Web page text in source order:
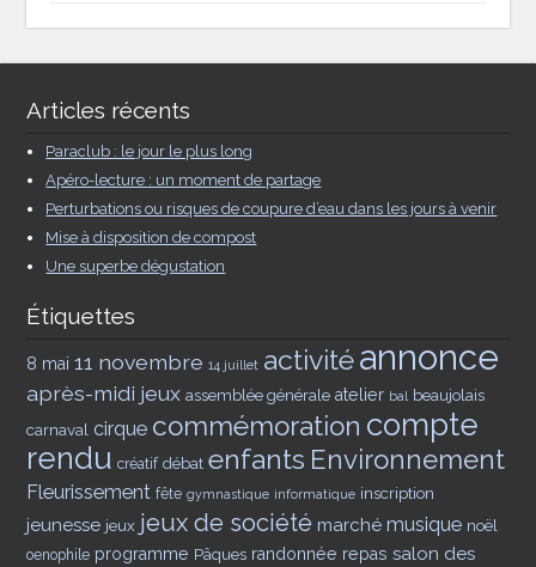
Articles récents
Paraclub : le jour le plus long
Apéro-lecture : un moment de partage
Perturbations ou risques de coupure d’eau dans les jours à venir
Mise à disposition de compost
Une superbe dégustation
Étiquettes
8 mai 11 novembre 14 juillet activitéannonce
après-midi jeux assemblée générale atelier bal beaujolais
carnaval cirque commémoration compte
rendu créatif débat enfants Environnement
Fleurissement fête gymnastique informatique inscription
jeunesse jeux jeux de société marché musique noël
oenophile programme Pâques randonnée repas salon des